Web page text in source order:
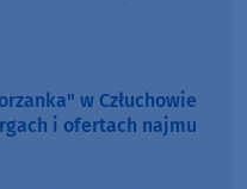
w Człuchowie
i ofertach najmu